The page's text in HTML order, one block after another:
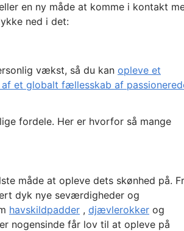
en ny måde at komme i kontakt
ned i det:
vækst, så du kan opleve et
af et globalt fællesskab af
fordele. Her er hvorfor så mange
måde at opleve dets skønhed på.
dyk nye seværdigheder og
havskildpadder, djævlerokkerog
nogensinde får lov til at opleve på